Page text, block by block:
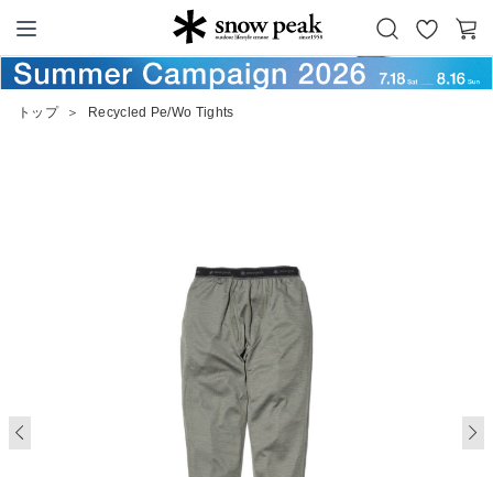
Snow Peak
お
気
カ
ー
トップ ＞ Recycled Pe/Wo Tights